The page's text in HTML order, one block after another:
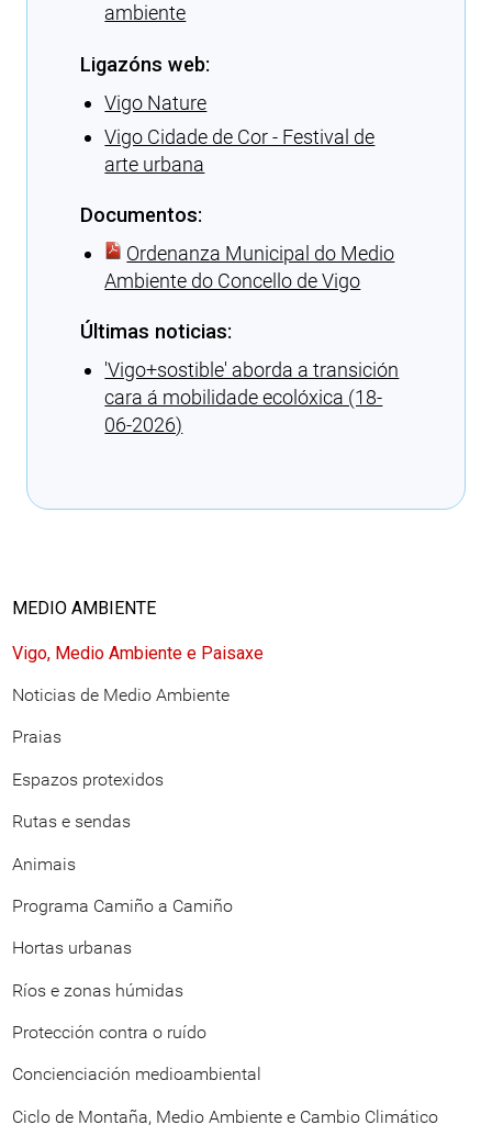
ambiente
Ligazóns web:
Vigo Nature
Vigo Cidade de Cor - Festival de
arte urbana
Documentos:
Ordenanza Municipal do Medio
Ambiente do Concello de Vigo
Últimas noticias:
'Vigo+sostible' aborda a transición
cara á mobilidade ecolóxica (18-
06-2026)
MEDIO AMBIENTE
Vigo, Medio Ambiente e Paisaxe
Noticias de Medio Ambiente
Praias
Espazos protexidos
Rutas e sendas
Animais
Programa Camiño a Camiño
Hortas urbanas
Ríos e zonas húmidas
Protección contra o ruído
Concienciación medioambiental
Ciclo de Montaña, Medio Ambiente e Cambio Climático